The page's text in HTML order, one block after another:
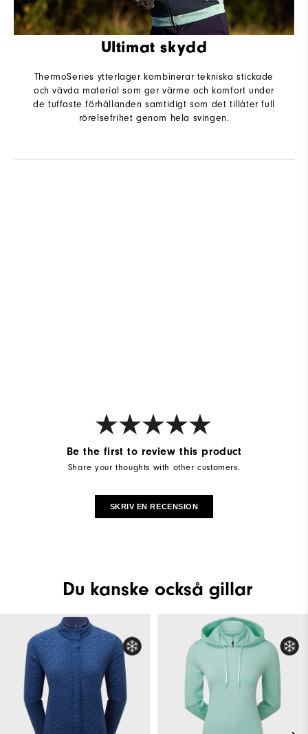
Ultimat skydd
ThermoSeries ytterlager kombinerar tekniska stickade
och vävda material som ger värme och komfort under
de tuffaste förhållanden samtidigt som det tillåter full
rörelsefrihet genom hela svingen.
Be the first to review this product
Share your thoughts with other customers.
SKRIV EN RECENSION
Du kanske också gillar